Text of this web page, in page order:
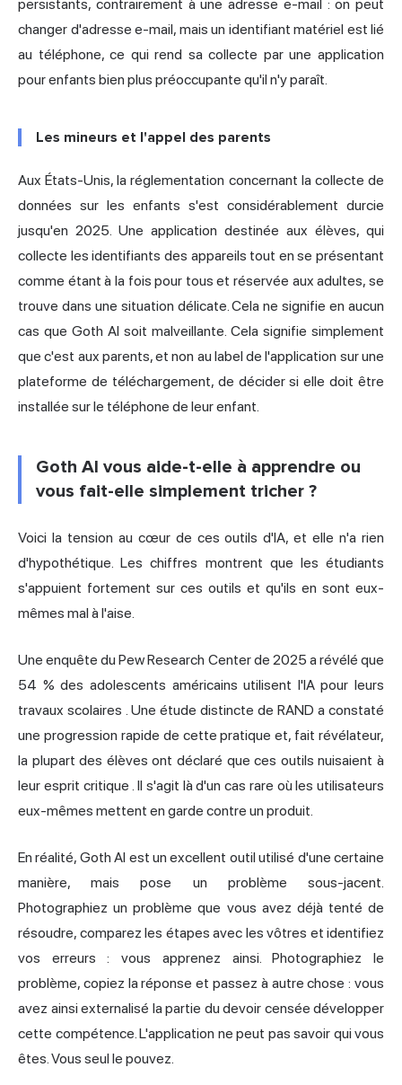
persistants, contrairement à une adresse e-mail : on peut
changer d'adresse e-mail, mais un identifiant matériel est lié
au téléphone, ce qui rend sa collecte par une application
pour enfants bien plus préoccupante qu'il n'y paraît.
Les mineurs et l'appel des parents
Aux États-Unis, la réglementation concernant la collecte de
données sur les enfants s'est considérablement durcie
jusqu'en 2025. Une application destinée aux élèves, qui
collecte les identifiants des appareils tout en se présentant
comme étant à la fois pour tous et réservée aux adultes, se
trouve dans une situation délicate. Cela ne signifie en aucun
cas que Goth AI soit malveillante. Cela signifie simplement
que c'est aux parents, et non au label de l'application sur une
plateforme de téléchargement, de décider si elle doit être
installée sur le téléphone de leur enfant.
Goth AI vous aide-t-elle à apprendre ou
vous fait-elle simplement tricher ?
Voici la tension au cœur de ces outils d'IA, et elle n'a rien
d'hypothétique. Les chiffres montrent que les étudiants
s'appuient fortement sur ces outils et qu'ils en sont eux-
mêmes mal à l'aise.
Une enquête du Pew Research Center de 2025 a révélé que
54 % des adolescents américains utilisent l'IA pour leurs
travaux scolaires . Une étude distincte de RAND a constaté
une progression rapide de cette pratique et, fait révélateur,
la plupart des élèves ont déclaré que ces outils nuisaient à
leur esprit critique . Il s'agit là d'un cas rare où les utilisateurs
eux-mêmes mettent en garde contre un produit.
En réalité, Goth AI est un excellent outil utilisé d'une certaine
manière, mais pose un problème sous-jacent.
Photographiez un problème que vous avez déjà tenté de
résoudre, comparez les étapes avec les vôtres et identifiez
vos erreurs : vous apprenez ainsi. Photographiez le
problème, copiez la réponse et passez à autre chose : vous
avez ainsi externalisé la partie du devoir censée développer
cette compétence. L'application ne peut pas savoir qui vous
êtes. Vous seul le pouvez.